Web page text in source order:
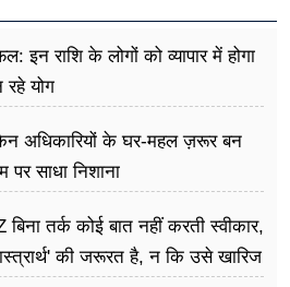
इन राशि के लोगों को व्यापार में होगा
योग
अधिकारियों के घर-महल ज़रूर बन
साधा​ निशाना
तर्क कोई बात नहीं करती स्वीकार,
की जरूरत है, न कि उसे खारिज